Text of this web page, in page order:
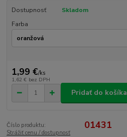
Dostupnosť
Skladom
Farba
1,99 €/ks
1,62 € bez DPH
Pridať do košíka
Číslo produktu: 01431
Strážiť cenu / dostupnosť